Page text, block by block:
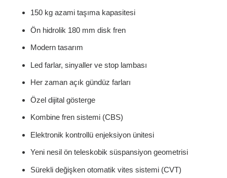
150 kg azami taşıma kapasitesi
Ön hidrolik 180 mm disk fren
Modern tasarım
Led farlar, sinyaller ve stop lambası
Her zaman açık gündüz farları
Özel dijital gösterge
Kombine fren sistemi (CBS)
Elektronik kontrollü enjeksiyon ünitesi
Yeni nesil ön teleskobik süspansiyon geometrisi
Sürekli değişken otomatik vites sistemi (CVT)